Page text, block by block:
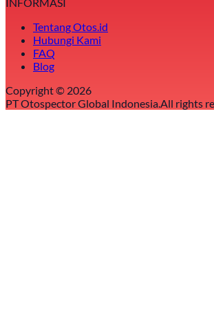
INFORMASI
Tentang Otos.id
Hubungi Kami
FAQ
Blog
Copyright © 2026
PT Otospector Global Indonesia.All rights